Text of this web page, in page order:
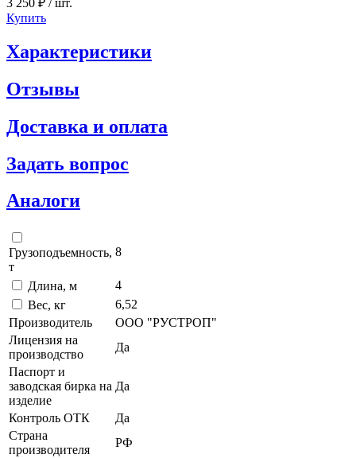
Купить
Характеристики
Отзывы
Доставка и оплата
Задать вопрос
Аналоги
Грузоподъемность,
т
8
Длина, м
4
Вес, кг
6,52
Производитель
ООО "РУСТРОП"
Лицензия на
производство
Да
Паспорт и
заводская бирка на
изделие
Да
Контроль ОТК
Да
Страна
производителя
РФ